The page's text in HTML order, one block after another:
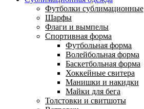
Футболки сублимационные
Шарфы
Флаги и вымпелы
Спортивная форма
Футбольная форма
Волейбольная форма
Баскетбольная форма
Хоккейные свитера
Манишки и накидки
Майки для бега
Толстовки и свитшоты